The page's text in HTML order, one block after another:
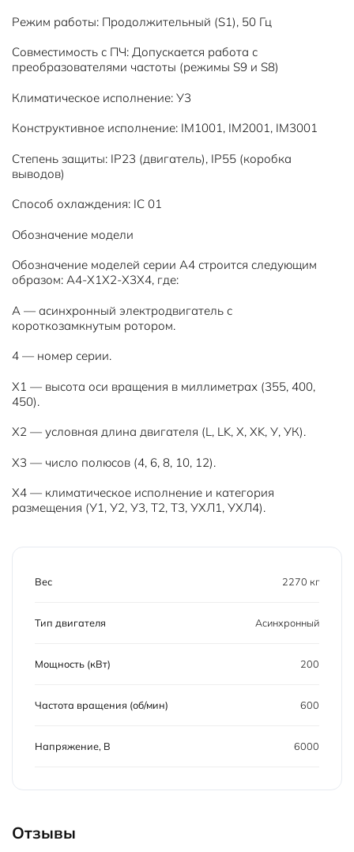
Режим работы: Продолжительный (S1), 50 Гц
Совместимость с ПЧ: Допускается работа с
преобразователями частоты (режимы S9 и S8)
Климатическое исполнение: У3
Конструктивное исполнение: IM1001, IM2001, IM3001
Степень защиты: IP23 (двигатель), IP55 (коробка
выводов)
Способ охлаждения: IC 01
Обозначение модели
Обозначение моделей серии А4 строится следующим
образом: А4-X1X2-X3X4, где:
А — асинхронный электродвигатель с
короткозамкнутым ротором.
4 — номер серии.
Х1 — высота оси вращения в миллиметрах (355, 400,
450).
Х2 — условная длина двигателя (L, LK, X, XK, У, УК).
Х3 — число полюсов (4, 6, 8, 10, 12).
Х4 — климатическое исполнение и категория
размещения (У1, У2, У3, Т2, Т3, УХЛ1, УХЛ4).
Вес 2270 кг
Тип двигателя Асинхронный
Мощность (кВт) 200
Частота вращения (об/мин) 600
Напряжение, В 6000
Отзывы